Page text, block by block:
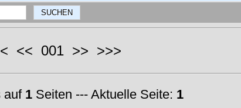
<< 001 >> >>>
auf 1Seiten --- Aktuelle Seite: 1